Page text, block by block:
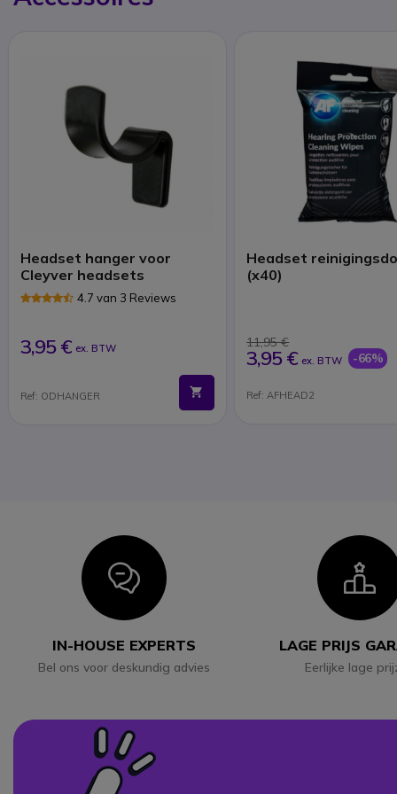
Headset hanger voor
Cleyver headsets
4.7 van 3 Reviews
3,95 € ex. BTW
Ref: ODHANGER
Headset
(x40)
11,95 €
3,95 € ex. BTW -66%
Ref: AFHEAD2
Icon
IN-HOUSE EXPERTS
Bel ons voor deskundig advies
LAGE PRIJS
Eerlijke lage